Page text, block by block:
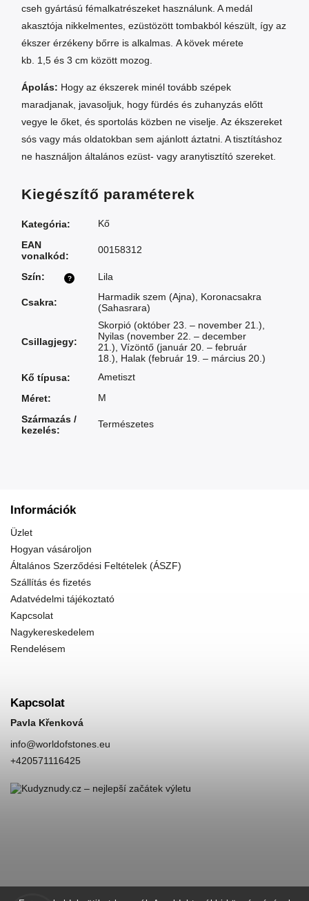
cseh gyártású fémalkatrészeket használunk. A medál
akasztója nikkelmentes, ezüstözött tombakból készült, így az
ékszer érzékeny bőrre is alkalmas. A kövek mérete
kb. 1,5 és 3 cm között mozog.
Ápolás: Hogy az ékszerek minél tovább szépek
maradjanak, javasoljuk, hogy fürdés és zuhanyzás előtt
vegye le őket, és sportolás közben ne viselje. Az ékszereket
sós vagy más oldatokban sem ajánlott áztatni. A tisztításhoz
ne használjon általános ezüst- vagy aranytisztító szereket.
Kiegészítő paraméterek
Kategória:
Kő
EAN
vonalkód:
00158312
?
Szín: Lila
Csakra: Harmadik szem (Ajna)
Koronacsakra
(Sahasrara)
Csillagjegy:
Skorpió (október 23. – november 21.)
Nyilas (november 22. – december
21.) Vízöntő (január 20. – február
18.)
Halak (február 19. – március 20.)
Kő típusa:
Ametiszt
Méret:
M
Származás /
kezelés:
Természetes
Információk
Üzlet
Hogyan vásároljon
Általános Szerződési Feltételek (ÁSZF)
Szállítás és fizetés
Adatvédelmi tájékoztató
Kapcsolat
Nagykereskedelem
Rendelésem
Kapcsolat
Pavla Křenková
info@worldofstones.eu
+420571116425